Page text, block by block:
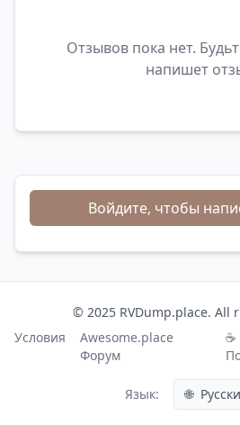
Отзывов пока нет.
напишет
Войдите, чтобы
© 2025 RVDump.place. All
Условия
Awesome.place
Форум
☕
Язык: 🌐